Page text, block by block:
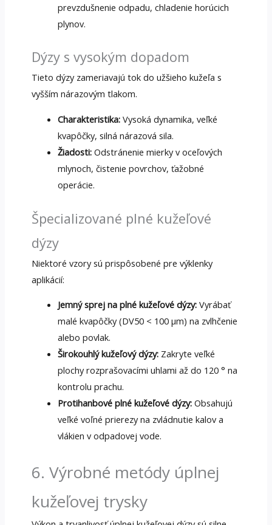
prevzdušnenie odpadu, chladenie horúcich
plynov.
Dýzy s vysokým dopadom
Tieto dýzy zameriavajú tok do užšieho kužeľa s
vyšším nárazovým tlakom.
Charakteristika: Vysoká dynamika, veľké
kvapôčky, silná nárazová sila.
Žiadosti: Odstránenie mierky v oceľových
mlynoch, čistenie povrchov, ťažobné
operácie.
Špecializované plné kužeľové
dýzy
Niektoré vzory sú prispôsobené pre výklenky
aplikácií:
Jemný sprej na plné kužeľové dýzy: Vyrábať
malé kvapôčky (DV50 < 100 μm) na zvlhčenie
alebo povlak.
Širokouhlý kužeľový dýzy: Zakryte veľké
plochy rozprašovacími uhlami až do 120 ° na
kontrolu prachu.
Protihanbové plné kužeľové dýzy: Obsahujú
veľké voľné prierezy na zvládnutie kalov a
vlákien v odpadovej vode.
6. Výrobné metódy úplnej
kužeľovej trysky